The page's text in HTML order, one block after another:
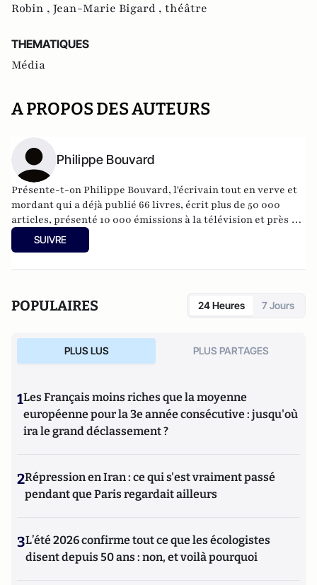
Robin , Jean-Marie Bigard , théâtre
THEMATIQUES
Média
A PROPOS DES AUTEURS
Philippe Bouvard
Présente-t-on Philippe Bouvard, l'écrivain tout en verve et
mordant qui a déjà publié 66 livres, écrit plus de 50 000
articles, présenté 10 000 émissions à la télévision et près de
30 000 à la radio ? Journaliste de presse, de radio, de
télévision, créateur des mythiques Grosses têtes, plume
SUIVRE
POPULAIRES 24 Heures 7 Jours
PLUS LUS PLUS PARTAGES
1Les Français moins riches que la moyenne
européenne pour la 3e année consécutive : jusqu'où
ira le grand déclassement ?
2Répression en Iran : ce qui s'est vraiment passé
pendant que Paris regardait ailleurs
3L’été 2026 confirme tout ce que les écologistes
disent depuis 50 ans : non, et voilà pourquoi